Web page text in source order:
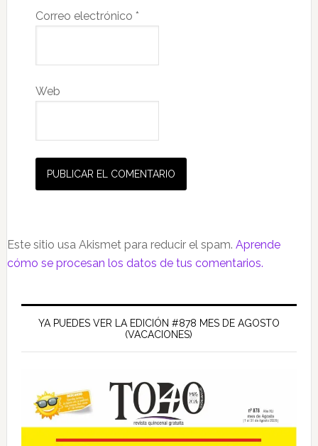
Correo electrónico *
Web
Este sitio usa Akismet para reducir el spam. Aprende
cómo se procesan los datos de tus comentarios.
Barra
lateral
principal
YA PUEDES VER LA EDICIÓN #878 MES DE AGOSTO
(VACACIONES)